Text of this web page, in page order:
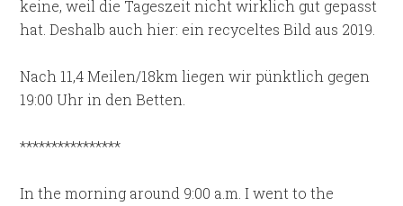
keine, weil die Tageszeit nicht wirklich gut gepasst
hat. Deshalb auch hier: ein recyceltes Bild aus 2019.
Nach 11,4 Meilen/18km liegen wir pünktlich gegen
19:00 Uhr in den Betten.
****************
In the morning around 9:00 a.m. I went to the